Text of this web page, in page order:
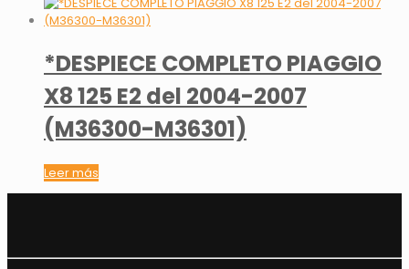
*DESPIECE COMPLETO PIAGGIO
X8 125 E2 del 2004-2007
(M36300-M36301)
Leer más